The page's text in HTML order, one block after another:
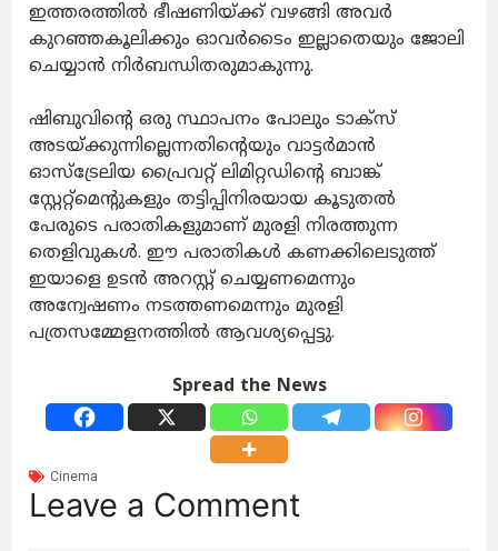
ഇത്തരത്തില്‍ ഭീഷണിയ്ക്ക് വഴങ്ങി അവര്‍
കുറഞ്ഞകൂലിക്കും ഓവര്‍ടൈം ഇല്ലാതെയും ജോലി
ചെയ്യാന്‍ നിര്‍ബന്ധിതരുമാകുന്നു.
ഷിബുവിന്റെ ഒരു സ്ഥാപനം പോലും ടാക്‌സ്
അടയ്ക്കുന്നില്ലെന്നതിന്റെയും വാട്ടര്‍മാന്‍
ഓസ്‌ട്രേലിയ പ്രൈവറ്റ് ലിമിറ്റഡിന്റെ ബാങ്ക്
സ്റ്റേറ്റ്‌മെന്റുകളും തട്ടിപ്പിനിരയായ കൂടുതല്‍
പേരുടെ പരാതികളുമാണ് മുരളി നിരത്തുന്ന
തെളിവുകള്‍. ഈ പരാതികള്‍ കണക്കിലെടുത്ത്
ഇയാളെ ഉടന്‍ അറസ്റ്റ് ചെയ്യണമെന്നും
അന്വേഷണം നടത്തണമെന്നും മുരളി
പത്രസമ്മേളനത്തില്‍ ആവശ്യപ്പെട്ടു.
Spread the News
Cinema
Leave a Comment